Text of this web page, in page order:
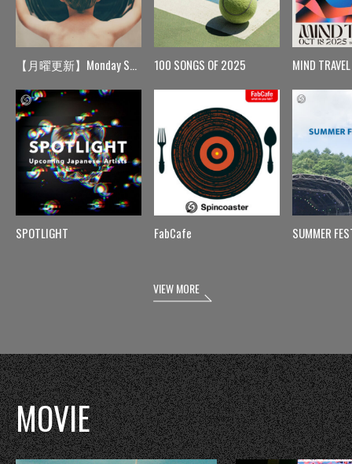
【月曜更新】Monday Spin
SPOTLIGHT
100 SONGS OF 2025
FabCafe
MIND TRAVEL
SUMMER
VIEW MORE
MOVIE